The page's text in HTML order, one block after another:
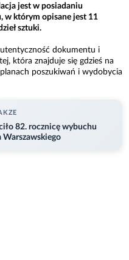
jest w posiadaniu
w którym opisane jest 11
sztuki.
dokumentu i
która znajduje się gdzieś na
poszukiwań i wydobycia
82. rocznicę wybuchu
Warszawskiego